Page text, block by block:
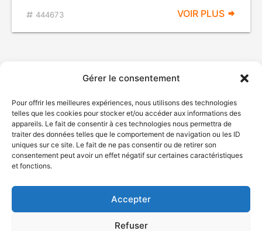
Gérer le consentement
Pour offrir les meilleures expériences, nous utilisons des technologies
telles que les cookies pour stocker et/ou accéder aux informations des
appareils. Le fait de consentir à ces technologies nous permettra de
traiter des données telles que le comportement de navigation ou les ID
uniques sur ce site. Le fait de ne pas consentir ou de retirer son
consentement peut avoir un effet négatif sur certaines caractéristiques
et fonctions.
Accepter
Refuser
444673 VOIR PLUS
© Gouvernement du Québec, 2026
Plan du site
Accessibilité
Accès à l'information
Déclaration de services